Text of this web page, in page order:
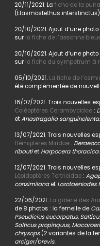
20/11/2021. La fiche de la
(Elasmostethus
20/10/2021. Ajout d’une
sur la fiche de l’aeschne
20/10/2021. Ajout d’une
sur la fiche du sympetrum à
05/10/2021. La fiche de
été complémentée de
16/07/2021. Trois nouvelles
Coléoptères Cerambycidae:
etAnastragalia sanguinolenta.
13/07/2021. Trois nouvelles
Hémiptères Miridae:
ribautiet Harpocera thoracica.
12/07/2021. Trois nouvelles
Lépidoptères Tortricidae:
consimilanaet Lozotaeniodes
22/06/2021. La galerie des
de 8 photos : la femelle de
Pseudicius eucarpatus,
Salticus propinquus,
chrysops(2 variantes de la
arciger/brevis.